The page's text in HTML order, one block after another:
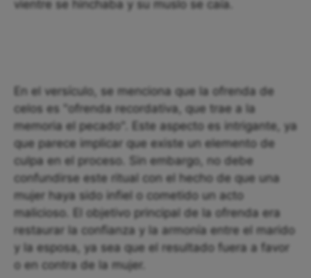
vientre se hinchaba y su muslo se caía.
En el versículo, se menciona que la ofrenda de
celos es "ofrenda recordativa, que trae a la
memoria el pecado". Este aspecto es intrigante, ya
que parece implicar que existe un elemento de
culpa en el proceso. Sin embargo, no debe
confundirse este ritual con el hecho de que una
mujer haya sido infiel o cometido un acto
malicioso. El objetivo principal de la ofrenda era
restaurar la confianza y la armonía entre el marido
y la esposa, ya sea que el resultado fuera a favor
o en contra de la mujer.